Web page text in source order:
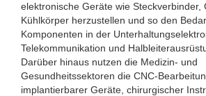
elektronische Geräte wie Steckverbinder,
Kühlkörper herzustellen und so den
Komponenten in der
Telekommunikation und
Darüber hinaus nutzen die Medizin- und
Gesundheitssektoren die CNC-
implantierbarer Geräte, chirurgischer